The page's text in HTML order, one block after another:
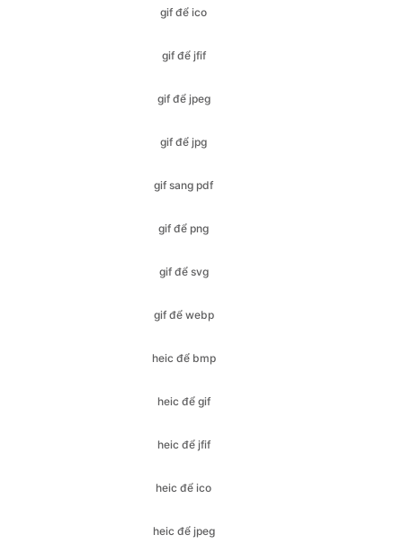
gif để jpeg
gif để jpg
gif sang pdf
gif để png
gif để svg
gif để webp
heic để bmp
heic để gif
heic để jfif
heic để ico
heic để jpeg
heic để pdf
heic để jpg